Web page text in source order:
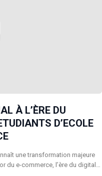
À L’ÈRE DU
D’ECOLE
une transformation majeure
du e-commerce, l’ère du digital…